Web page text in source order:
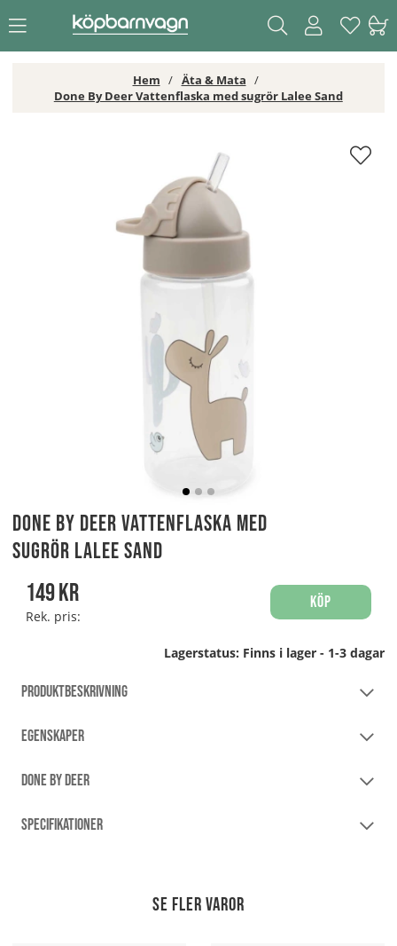
Hem
Äta & Mata
Done By Deer Vattenflaska med sugrör Lalee Sand
Done By Deer Vattenflaska med
sugrör Lalee Sand
149kr
Rek. pris:
Köp
Lagerstatus: Finns i lager - 1-3 dagar
PRODUKTBESKRIVNING
EGENSKAPER
DONE BY DEER
SPECIFIKATIONER
Se fler varor